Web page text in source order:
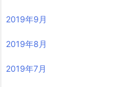
2019年9月
2019年8月
2019年7月